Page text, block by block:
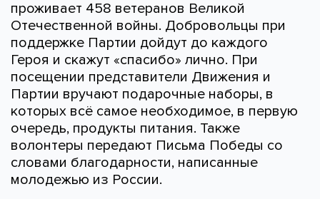
проживает 458 ветеранов Великой
Отечественной войны. Добровольцы при
поддержке Партии дойдут до каждого
Героя и скажут «спасибо» лично. При
посещении представители Движения и
Партии вручают подарочные наборы, в
которых всё самое необходимое, в первую
очередь, продукты питания. Также
волонтеры передают Письма Победы со
словами благодарности, написанные
молодежью из России.